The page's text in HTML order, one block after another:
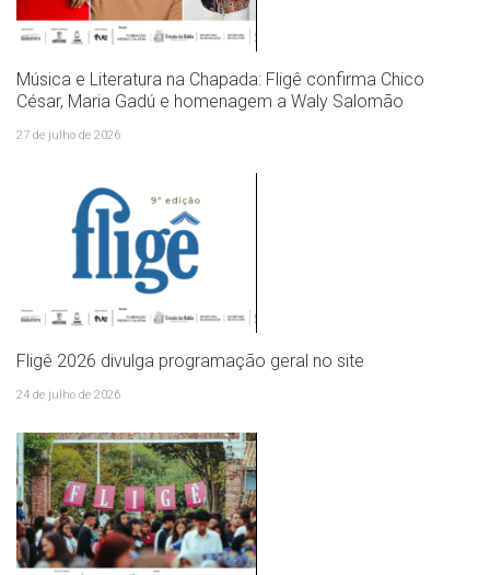
Música e Literatura na Chapada: Fligê confirma Chico
César, Maria Gadú e homenagem a Waly Salomão
27 de julho de 2026
Fligê 2026 divulga programação geral no site
24 de julho de 2026